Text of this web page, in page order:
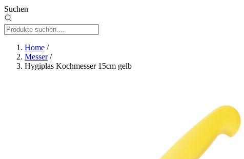
Suchen
Home /
Messer/
Hygiplas Kochmesser 15cm gelb